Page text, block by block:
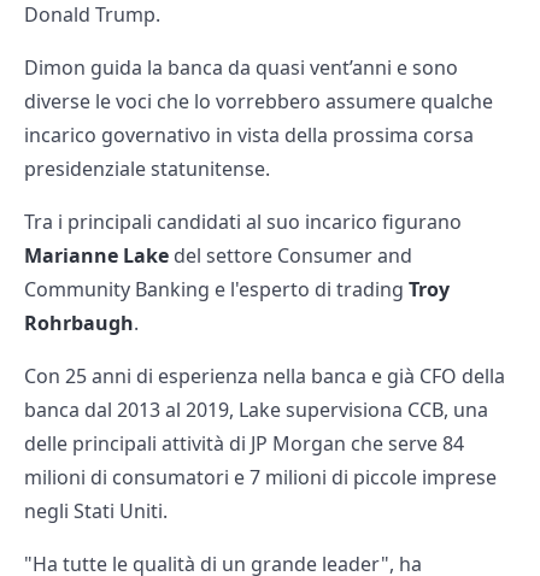
Donald Trump.
Dimon guida la banca da quasi vent’anni e sono
diverse le voci che lo vorrebbero assumere qualche
incarico governativo in vista della prossima corsa
presidenziale statunitense.
Tra i principali candidati al suo incarico figurano
Marianne Lake del settore Consumer and
Community Banking e l'esperto di trading Troy
Rohrbaugh.
Con 25 anni di esperienza nella banca e già CFO della
banca dal 2013 al 2019, Lake supervisiona CCB, una
delle principali attività di JP Morgan che serve 84
milioni di consumatori e 7 milioni di piccole imprese
negli Stati Uniti.
"Ha tutte le qualità di un grande leader", ha